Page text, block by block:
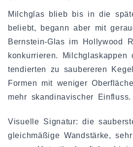
Milchglas blieb bis in die
beliebt, begann aber mit
Bernstein-Glas im Hollywood
konkurrieren.
tendierten zu saubereren
Formen mit weniger
mehr skandinavischer Einfluss.
Visuelle Signatur: die
gleichmäßige Wandstärke,